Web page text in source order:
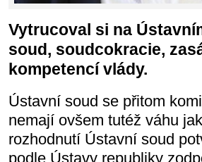
Vytrucoval si na
soud, soudcokracie,
kompetencí vlády.
Ústavní soud se přitom
nemají ovšem tutéž váhu
rozhodnutí Ústavní soud
podle Ústavy republiky